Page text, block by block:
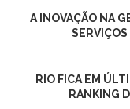
A INOVAÇÃO NA
RIO FICA EM
RANKING